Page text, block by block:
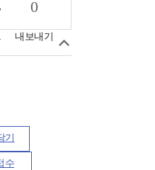
0
내보내기
기
수